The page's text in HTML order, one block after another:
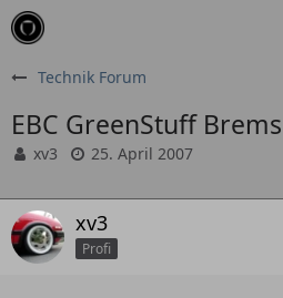
Technik Forum
EBC GreenStuff
xv3 25. April 2007
xv3
Profi